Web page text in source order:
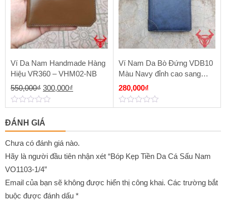
Ví Da Nam Handmade Hàng
Hiệu VR360 – VHM02-NB
550,000₫ Giá
gốc
550,000₫.
300,000₫
300,000₫.
0
out
of
5
Ví Nam Da Bò Đứng VDB10
Màu Navy đỉnh cao sang
trọng
280,000₫
0
5
ĐÁNH GIÁ
Chưa có đánh giá nào.
Hãy là người đầu tiên nhận xét “Bóp Kẹp Tiền Da Cá Sấu Nam
VO1103-1/4”
Email của bạn sẽ không được hiển thị công khai. Các trường bắt
buộc được đánh dấu *